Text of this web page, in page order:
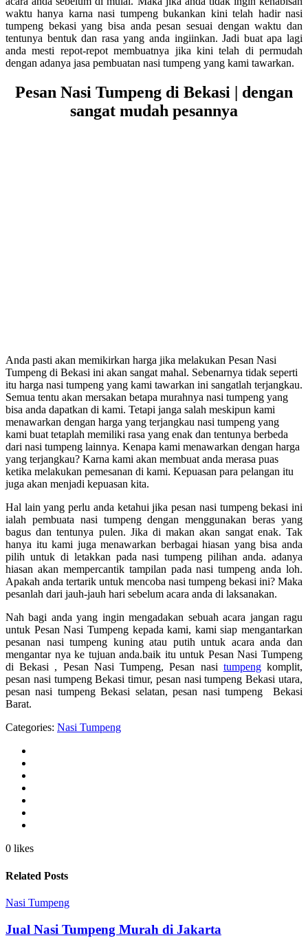
waktu hanya karna nasi tumpeng bukankan kini telah hadir nasi
tumpeng bekasi yang bisa anda pesan sesuai dengan waktu dan
tentunya bentuk dan rasa yang anda ingiinkan. Jadi buat apa lagi
anda mesti repot-repot membuatnya jika kini telah di permudah
dengan adanya jasa pembuatan nasi tumpeng yang kami tawarkan.
Pesan Nasi Tumpeng di Bekasi | dengan
sangat mudah pesannya
Anda pasti akan memikirkan harga jika melakukan Pesan Nasi
Tumpeng di Bekasi ini akan sangat mahal. Sebenarnya tidak seperti
itu harga nasi tumpeng yang kami tawarkan ini sangatlah terjangkau.
Semua tentu akan mersakan betapa murahnya nasi tumpeng yang
bisa anda dapatkan di kami. Tetapi janga salah meskipun kami
menawarkan dengan harga yang terjangkau nasi tumpeng yang
kami buat tetaplah memiliki rasa yang enak dan tentunya berbeda
dari nasi tumpeng lainnya. Kenapa kami menawarkan dengan harga
yang terjangkau? Karna kami akan membuat anda merasa puas
ketika melakukan pemesanan di kami. Kepuasan para pelangan itu
juga akan menjadi kepuasan kita.
Hal lain yang perlu anda ketahui jika pesan nasi tumpeng bekasi ini
ialah pembuata nasi tumpeng dengan menggunakan beras yang
bagus dan tentunya pulen. Jika di makan akan sangat enak. Tak
hanya itu kami juga menawarkan berbagai hiasan yang bisa anda
pilih untuk di letakkan pada nasi tumpeng pilihan anda. adanya
hiasan akan mempercantik tampilan pada nasi tumpeng anda loh.
Apakah anda tertarik untuk mencoba nasi tumpeng bekasi ini? Maka
pesanlah dari jauh-jauh hari sebelum acara anda di laksanakan.
Nah bagi anda yang ingin mengadakan sebuah acara jangan ragu
untuk Pesan Nasi Tumpeng kepada kami, kami siap mengantarkan
pesanan nasi tumpeng kuning atau putih untuk acara anda dan
mengantar nya ke tujuan anda.baik itu untuk Pesan Nasi Tumpeng
di Bekasi , Pesan Nasi Tumpeng, Pesan nasi tumpengkomplit,
pesan nasi tumpeng Bekasi timur, pesan nasi tumpeng Bekasi utara,
pesan nasi tumpeng Bekasi selatan, pesan nasi tumpeng Bekasi
Barat.
Categories: Nasi Tumpeng
0 likes
Related Posts
Nasi Tumpeng
Jual Nasi Tumpeng Murah di Jakarta